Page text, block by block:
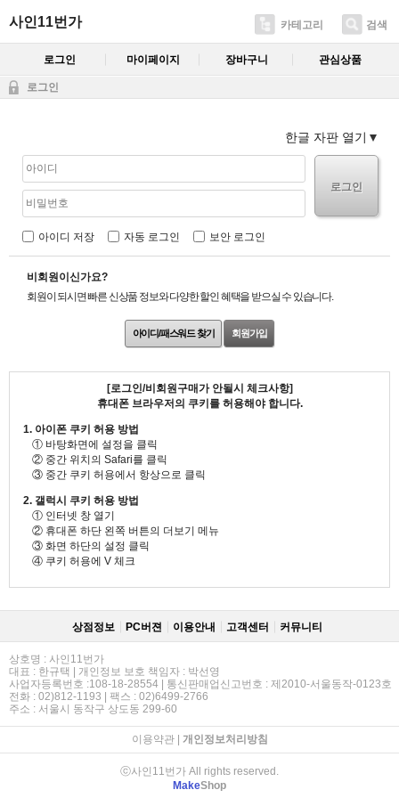
사인11번가 카테고리 검색
로그인 마이페이지 장바구니 관심상품
로그인
한글 자판 열기
로그인
아이디 저장 자동 로그인 보안 로그인
비회원이신가요?
회원이 되시면 빠른 신상품 정보와 다양한 할인 혜택을 받으실 수 있습니다.
아이디/패스워드 찾기 회원가입
[로그인/비회원구매가 안될시 체크사항]
휴대폰 브라우저의 쿠키를 허용해야 합니다.
1. 아이폰 쿠키 허용 방법
① 바탕화면에 설정을 클릭
② 중간 위치의 Safari를 클릭
③ 중간 쿠키 허용에서 항상으로 클릭
2. 갤럭시 쿠키 허용 방법
① 인터넷 창 열기
② 휴대폰 하단 왼쪽 버튼의 더보기 메뉴
③ 화면 하단의 설정 클릭
④ 쿠키 허용에 V 체크
상점정보 PC버젼 이용안내 고객센터 커뮤니티
상호명 : 사인11번가
대표 : 한규택 | 개인정보 보호 책임자 : 박선영
사업자등록번호 :108-18-28554 | 통신판매업신고번호 : 제2010-서울동작-0123호
전화 : 02)812-1193 | 팩스 : 02)6499-2766
주소 : 서울시 동작구 상도동 299-60
이용약관| 개인정보처리방침
ⓒ사인11번가 All rights reserved.
MakeShop